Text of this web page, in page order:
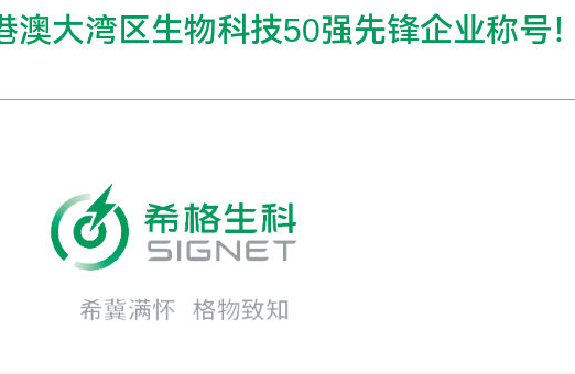
澳大湾区生物科技50强先锋企业称号！